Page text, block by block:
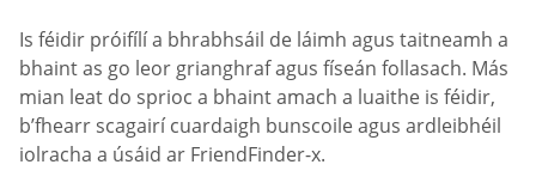
Is féidir próifílí a bhrabhsáil de láimh agus taitneamh a
bhaint as go leor grianghraf agus físeán follasach. Más
mian leat do sprioc a bhaint amach a luaithe is féidir,
b’fhearr scagairí cuardaigh bunscoile agus ardleibhéil
iolracha a úsáid ar FriendFinder-x.